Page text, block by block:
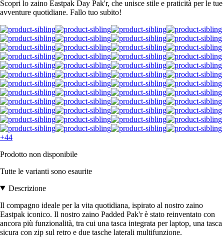
Scopri lo zaino Eastpak Day Pak'r, che unisce stile e praticità per le tue
avventure quotidiane. Fallo tuo subito!
+44
Prodotto non disponibile
Tutte le varianti sono esaurite
Descrizione
Il compagno ideale per la vita quotidiana, ispirato al nostro zaino
Eastpak iconico. Il nostro zaino Padded Pak'r è stato reinventato con
ancora più funzionalità, tra cui una tasca integrata per laptop, una tasca
sicura con zip sul retro e due tasche laterali multifunzione.